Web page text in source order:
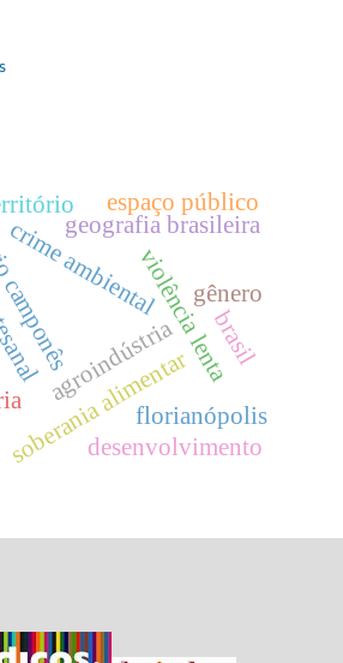
violência lenta
agroindústria
soberania alimentar
crime ambiental gênero
desenvolvimento
geografia brasileira
brasil
florianópolis
espaço público